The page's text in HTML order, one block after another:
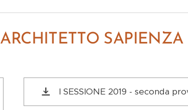
SAPIENZA
I SESSIONE 2019 - seconda